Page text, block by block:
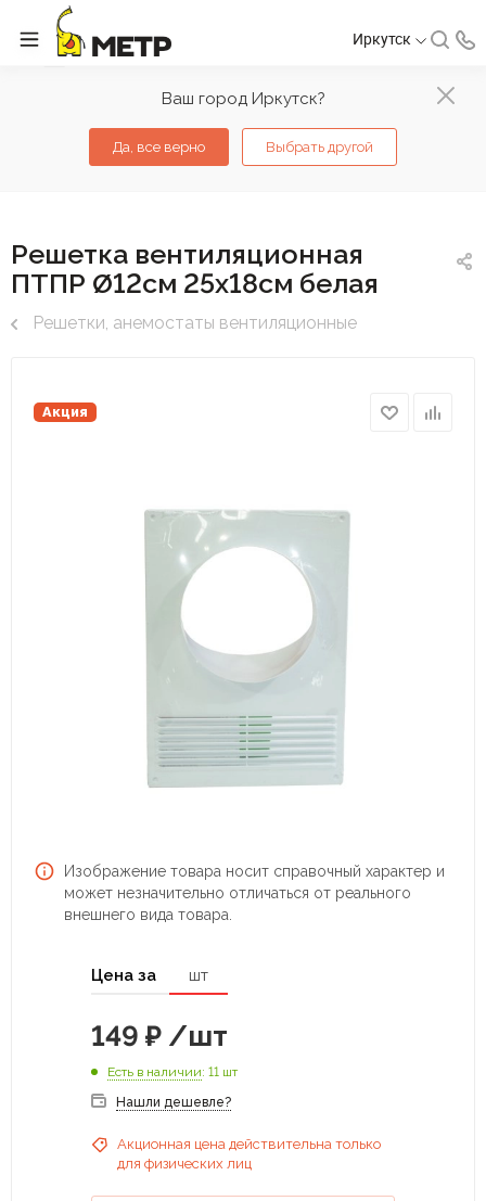
Ваш город Иркутск?
Да, все верно Выбрать другой
Иркутск
Решетка вентиляционная
ПТПР Ø12см 25х18см белая
Решетки, анемостаты вентиляционные
Акция
Изображение товара носит справочный характер и
может незначительно отличаться от реального
внешнего вида товара.
Цена за шт
149 ₽ /шт
Есть в наличии: 11 шт
Нашли дешевле?
Акционная цена действительна только
для физических лиц